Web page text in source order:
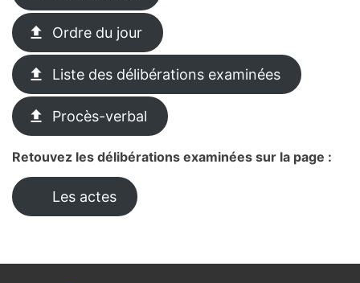
Ordre du jour
Liste des délibérations examinées
Procès-verbal
Retouvez les délibérations examinées sur la page :
Les actes